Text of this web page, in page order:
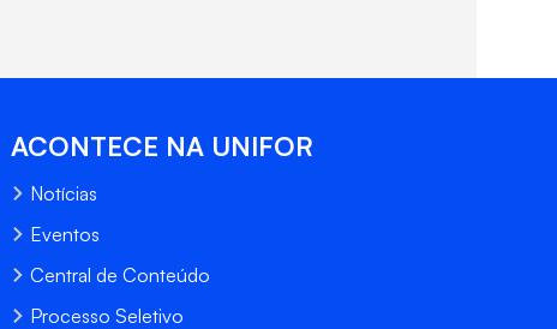
ACONTECE NA UNIFOR
Notícias
Eventos
Central de Conteúdo
Processo Seletivo